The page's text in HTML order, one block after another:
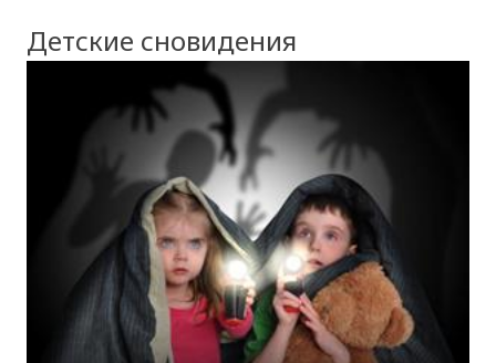
Детские сновидения